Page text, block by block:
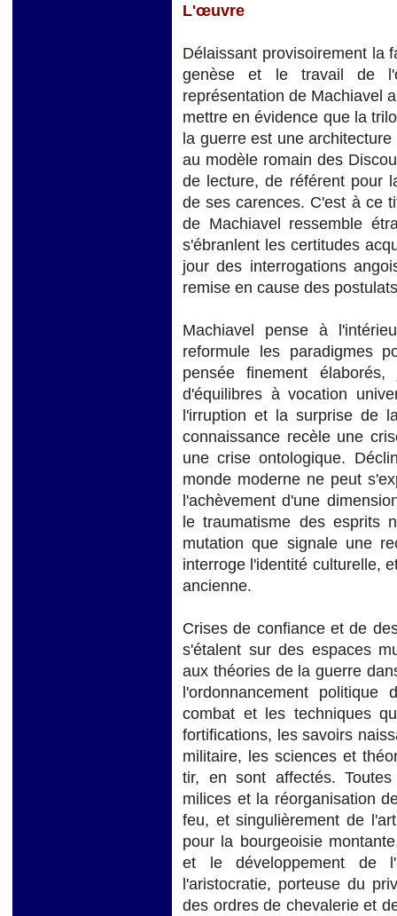
L'œuvre
Délaissant provisoirement la
genèse et le travail de
représentation de Machiavel
mettre en évidence que la
la guerre est une
au modèle romain des
de lecture, de référent pour
de ses carences. C'est à ce
de Machiavel ressemble
s'ébranlent les certitudes
jour des interrogations
remise en cause des
Machiavel pense à
reformule les paradigmes
pensée finement
d'équilibres à vocation
l'irruption et la surprise de
connaissance recèle une
une crise ontologique.
monde moderne ne peut
l'achèvement d'une
le traumatisme des esprits
mutation que signale une
interroge l'identité culturelle,
ancienne.
Crises de confiance et de
s'étalent sur des espaces
aux théories de la guerre
l'ordonnancement
combat et les techniques
fortifications, les savoirs
militaire, les sciences et
tir, en sont affectés.
milices et la réorganisation
feu, et singulièrement de
pour la bourgeoisie
et le développement de
l'aristocratie, porteuse du
des ordres de chevalerie et